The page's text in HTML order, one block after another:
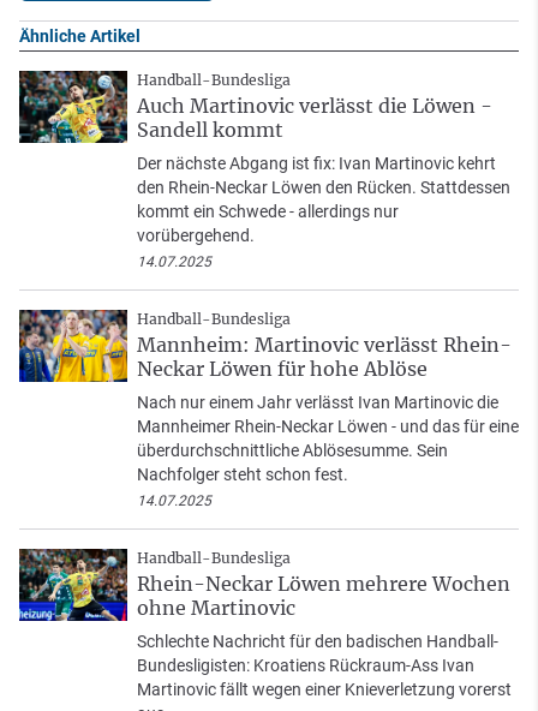
Ähnliche Artikel
Handball-Bundesliga
Auch Martinovic verlässt die Löwen -
Sandell kommt
Der nächste Abgang ist fix: Ivan Martinovic kehrt
den Rhein-Neckar Löwen den Rücken. Stattdessen
kommt ein Schwede - allerdings nur
vorübergehend.
14.07.2025
Handball-Bundesliga
Mannheim: Martinovic verlässt Rhein-
Neckar Löwen für hohe Ablöse
Nach nur einem Jahr verlässt Ivan Martinovic die
Mannheimer Rhein-Neckar Löwen - und das für eine
überdurchschnittliche Ablösesumme. Sein
Nachfolger steht schon fest.
14.07.2025
Handball-Bundesliga
Rhein-Neckar Löwen mehrere Wochen
ohne Martinovic
Schlechte Nachricht für den badischen Handball-
Bundesligisten: Kroatiens Rückraum-Ass Ivan
Martinovic fällt wegen einer Knieverletzung vorerst